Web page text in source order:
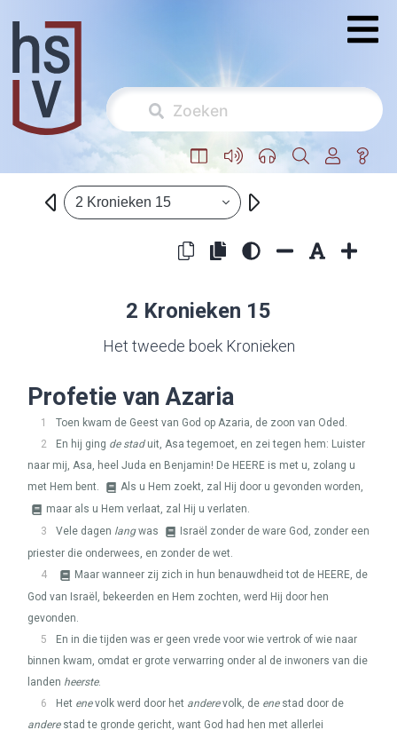
2 Kronieken 15
2 Kronieken 15
Het tweede boek Kronieken
Profetie van Azaria
1
Toen kwam de Geest van God op Azaria, de zoon van Oded.
2
En hij ging de staduit, Asa tegemoet, en zei tegen hem: Luister
naar mij, Asa, heel Juda en Benjamin! De HEERE is met u, zolang u
met Hem bent.
Als u Hem zoekt, zal Hij door u gevonden worden,
maar als u Hem verlaat, zal Hij u verlaten.
3
Vele dagen langwas
Israël zonder de ware God, zonder een
priester die onderwees, en zonder de wet.
4
Maar wanneer zij zich in hun benauwdheid tot de HEERE, de
God van Israël, bekeerden en Hem zochten, werd Hij door hen
gevonden.
5
En in die tijden was er geen vrede voor wie vertrok of wie naar
binnen kwam, omdat er grote verwarring onder al de inwoners van die
landen heerste.
6
Het enevolk werd door het anderevolk, de enestad door de
anderestad te gronde gericht, want God had hen met allerlei